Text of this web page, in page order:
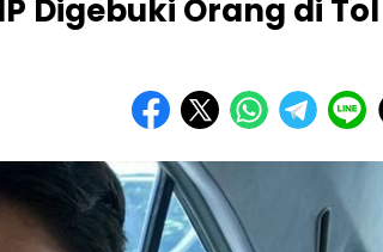
Digebuki Orang di Tol